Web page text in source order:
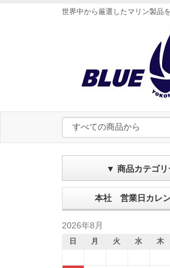
世界中から厳選したマリン製品
▼ 商品カテゴリ
本社 営業日カレ
2026年8月
日 月 火 水 木